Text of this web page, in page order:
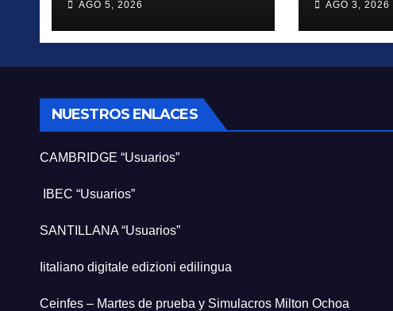
vidas
AGO 5, 2026
amar
AGO 3, 2026
NUESTROS ENLACES
CAMBRIDGE “Usuarios”
IBEC “Usuarios”
SANTILLANA “Usuarios”
Iitaliano digitale edizioni edilingua
Ceinfes – Martes de prueba y Simulacros Milton Ochoa